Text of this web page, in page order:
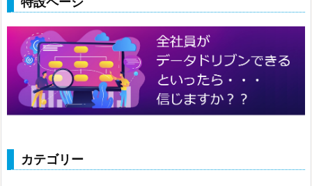
カテゴリー